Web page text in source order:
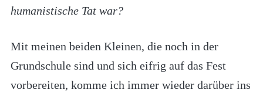
humanistische Tat war?
Mit meinen beiden Kleinen, die noch in der
Grundschule sind und sich eifrig auf das Fest
vorbereiten, komme ich immer wieder darüber ins